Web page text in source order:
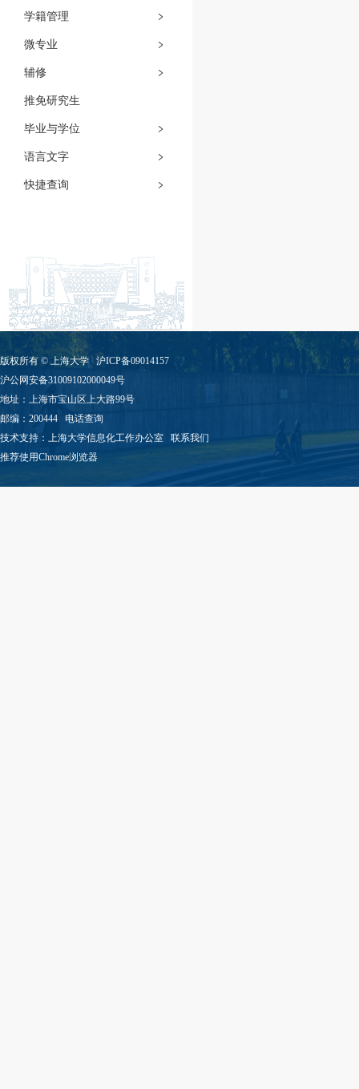
学籍管理
微专业
辅修
推免研究生
毕业与学位
语言文字
快捷查询
版权所有 ©上海大学
沪ICP备09014157
沪公网安备31009102000049号
地址：上海市宝山区上大路99号
邮编：200444 电话查询
技术支持： 上海大学信息化工作办公室 联系我们
推荐使用Chrome浏览器